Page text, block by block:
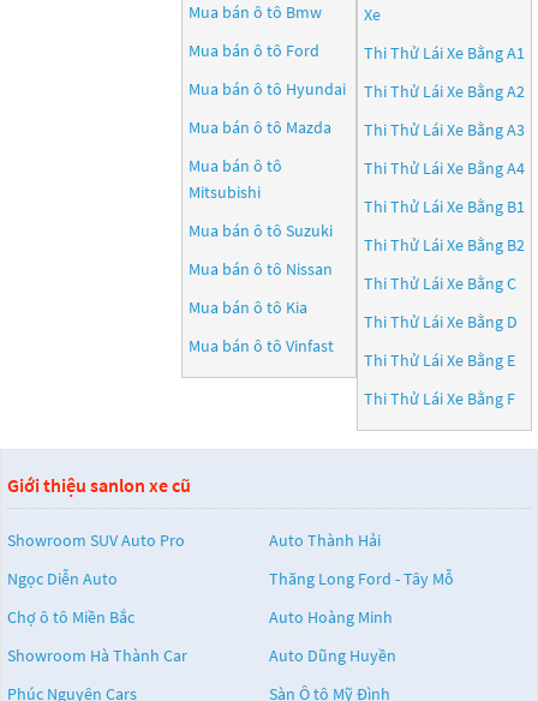
Mua bán ô tô Bmw
Mua bán ô tô Ford
Mua bán ô tô Hyundai
Mua bán ô tô Mazda
Mua bán ô tô
Mitsubishi
Mua bán ô tô Suzuki
Mua bán ô tô Nissan
Mua bán ô tô Kia
Mua bán ô tô Vinfast
Xe
Thi Thử Lái Xe Bằng A1
Thi Thử Lái Xe Bằng A2
Thi Thử Lái Xe Bằng A3
Thi Thử Lái Xe Bằng A4
Thi Thử Lái Xe Bằng B1
Thi Thử Lái Xe Bằng B2
Thi Thử Lái Xe Bằng C
Thi Thử Lái Xe Bằng D
Thi Thử Lái Xe Bằng E
Thi Thử Lái Xe Bằng F
Giới thiệu sanlon xe cũ
Showroom SUV Auto Pro
Auto Thành Hải
Ngọc Diễn Auto
Thăng Long Ford - Tây Mỗ
Chợ ô tô Miền Bắc
Auto Hoàng Minh
Showroom Hà Thành Car
Auto Dũng Huyền
Phúc Nguyên Cars
Sàn Ô tô Mỹ Đình